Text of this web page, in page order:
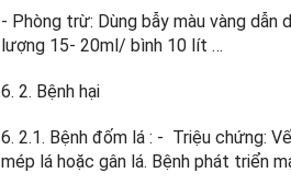
- Phòng trừ: Dùng bẫy màu vàng dẫn
lượng 15- 20ml/ bình 10 lít …
6. 2. Bệnh hại
6. 2.1. Bệnh đốm lá : - Triệu chứng:
mép lá hoặc gân lá. Bệnh phát triển